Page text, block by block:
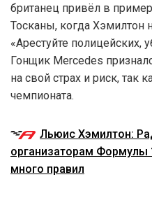
британец привёл в
Тосканы, когда Хэмилтон
«Арестуйте полицейских,
Гонщик Mercedes
на свой страх и риск, так
чемпионата.
Льюис Хэмилтон:
организаторам Формулы
много правил